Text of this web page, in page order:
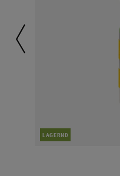
LAGERND